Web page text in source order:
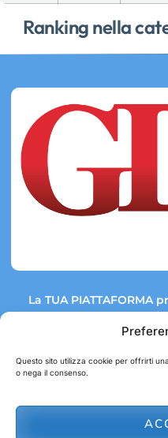
Questo sito utilizza cookie per offrirti
o nega il consenso.
Ranking nella
La TUA PIATTAFORMA
Link rapidi: